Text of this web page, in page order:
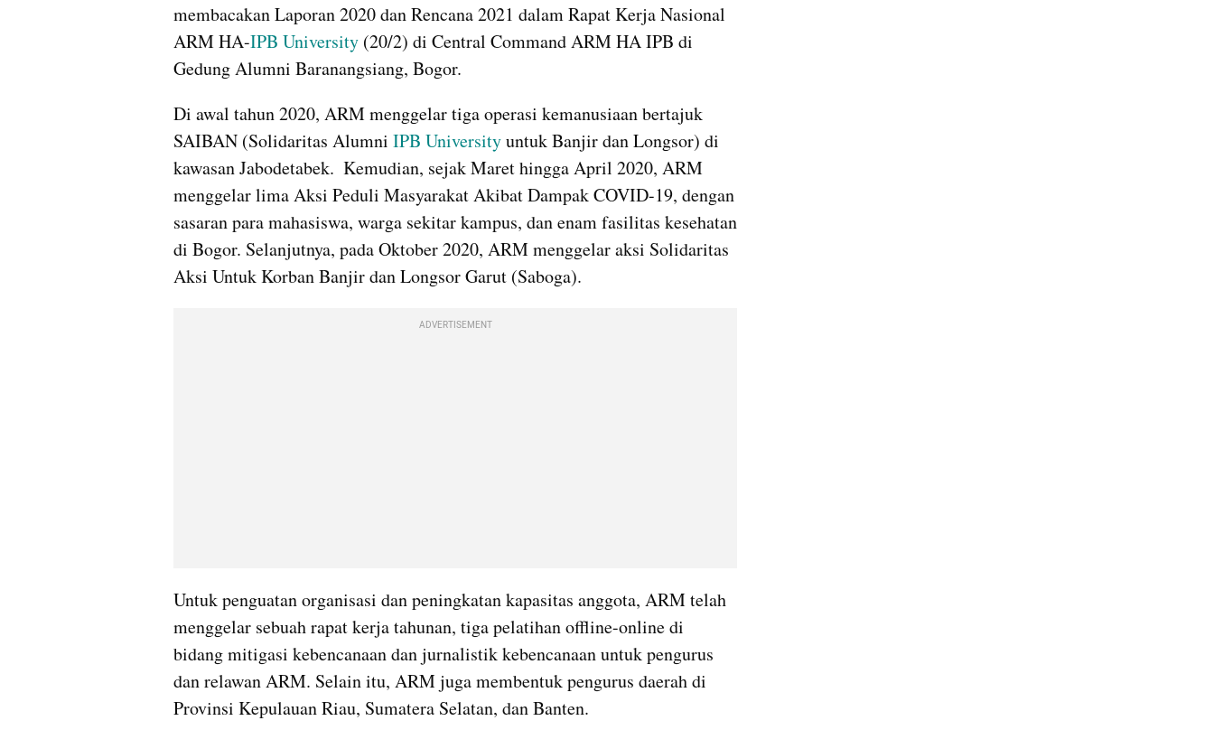
membacakan Laporan 2020 dan Rencana 2021 dalam Rapat Kerja Nasional
ARM HA-IPB University (20/2) di Central Command ARM HA IPB di
Gedung Alumni Baranangsiang, Bogor.
Di awal tahun 2020, ARM menggelar tiga operasi kemanusiaan bertajuk
SAIBAN (Solidaritas Alumni IPB University untuk Banjir dan Longsor) di
kawasan Jabodetabek.  Kemudian, sejak Maret hingga April 2020, ARM
menggelar lima Aksi Peduli Masyarakat Akibat Dampak COVID-19, dengan
sasaran para mahasiswa, warga sekitar kampus, dan enam fasilitas kesehatan
di Bogor. Selanjutnya, pada Oktober 2020, ARM menggelar aksi Solidaritas
Aksi Untuk Korban Banjir dan Longsor Garut (Saboga).
ADVERTISEMENT
Untuk penguatan organisasi dan peningkatan kapasitas anggota, ARM telah
menggelar sebuah rapat kerja tahunan, tiga pelatihan offline-online di
bidang mitigasi kebencanaan dan jurnalistik kebencanaan untuk pengurus
dan relawan ARM. Selain itu, ARM juga membentuk pengurus daerah di
Provinsi Kepulauan Riau, Sumatera Selatan, dan Banten.